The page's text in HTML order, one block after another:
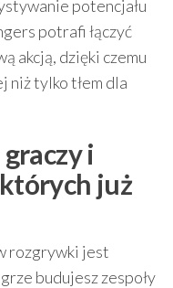
potencjału
potrafi łączyć
akcją, dzięki czemu
niż tylko tłem dla
i
już
rozgrywki jest
budujesz zespoły